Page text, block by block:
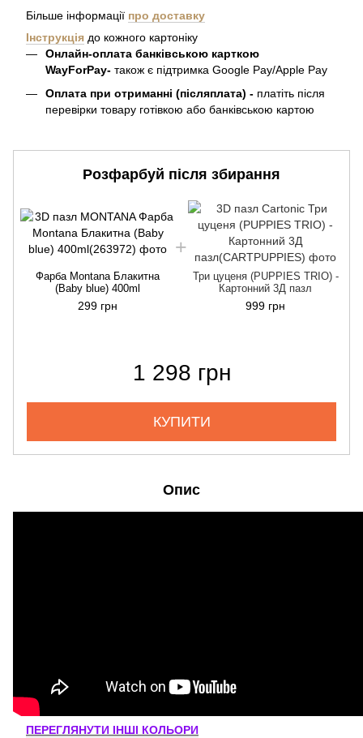
Більше інформації про доставку
Інструкція до кожного картоніку
Онлайн-оплата банківською карткою
WayForPay- також є підтримка Google Pay/Apple Pay
Оплата при отриманні (післяплата) - платіть після
перевірки товару готівкою або банківською картою
Розфарбуй після збирання
Фарба Montana Блакитна
(Baby blue) 400ml
299 грн
Три цуценя (PUPPIES TRIO) -
Картонний 3Д пазл
999 грн
1 298 грн
КУПИТИ
Опис
ПЕРЕГЛЯНУТИ ІНШІ КОЛЬОРИ